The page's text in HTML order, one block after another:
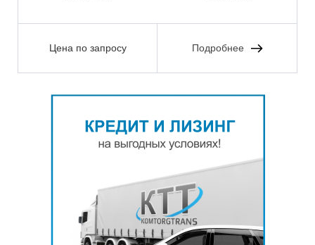
Цена по запросу Подробнее